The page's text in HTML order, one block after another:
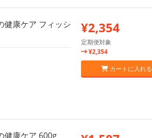
健康ケア フィッシ
¥2,354
定期便対象
¥2,354
カートに入れる
健康ケア 600g